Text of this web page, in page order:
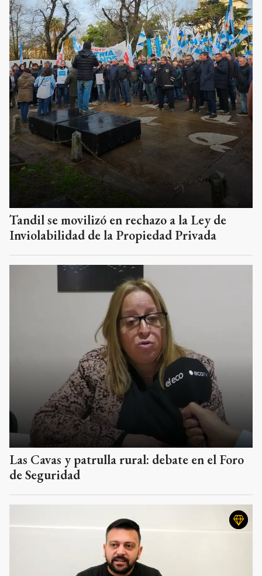
Tandil se movilizó en rechazo a la Ley de
Inviolabilidad de la Propiedad Privada
Las Cavas y patrulla rural: debate en el Foro
de Seguridad